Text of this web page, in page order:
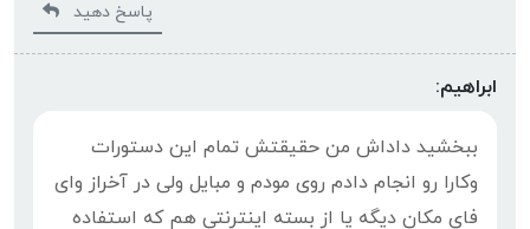
پاسخ دهید
ابراهیم:
ببخشید داداش من حقیقتش تمام این دستورات
وکارا رو انجام دادم روی مودم و مبایل ولی در آخراز وای
فای مکان دیگه یا از بسته اینترنتی هم که استفاده